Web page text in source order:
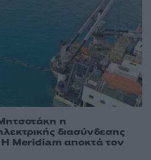
η
διασύνδεσης
Meridiam αποκτά τον